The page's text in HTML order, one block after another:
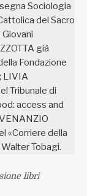
Sociologia
del Sacro
già
Fondazione
LIVIA
Tribunale di
access and
«Corriere della
Tobagi.
libri